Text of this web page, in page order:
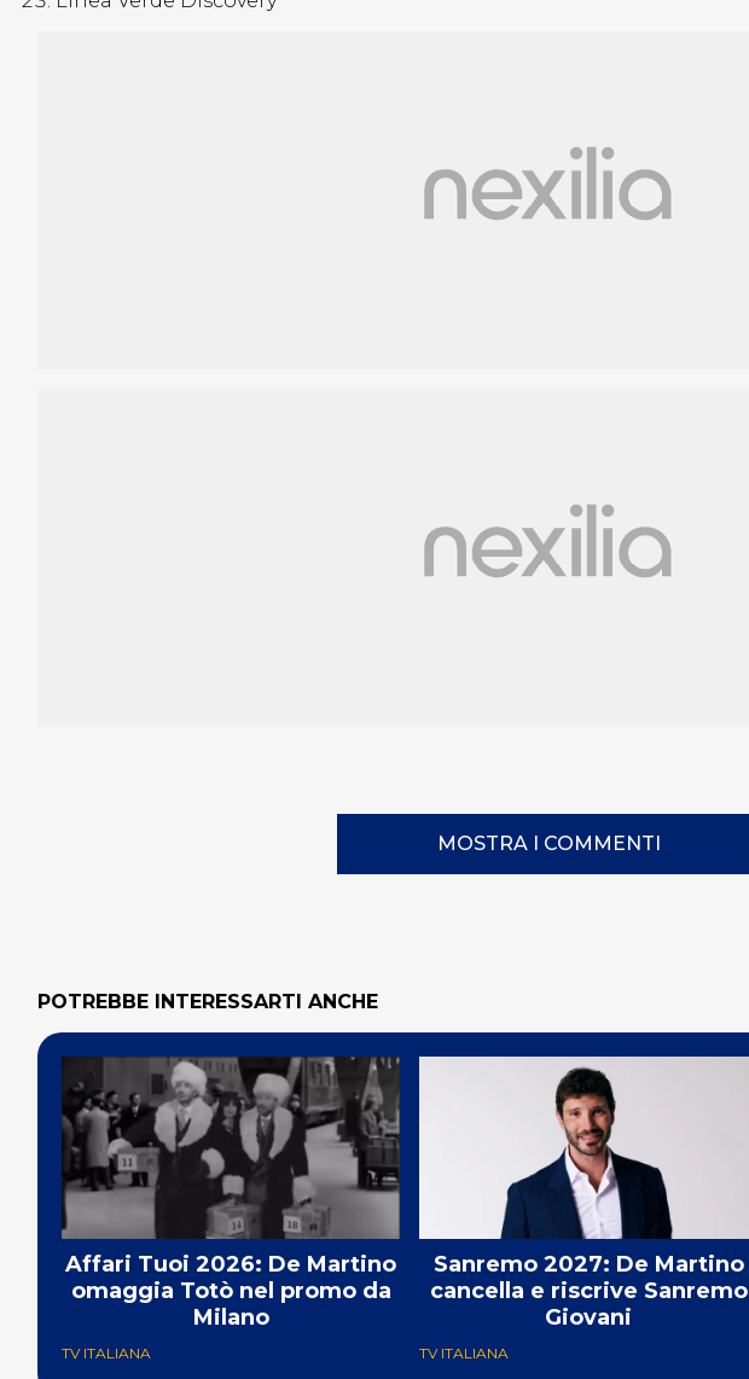
MOSTRA I COMMENTI
POTREBBE INTERESSARTI ANCHE
Affari Tuoi 2026: De Martino
omaggia Totò nel promo da
Milano
TV ITALIANA
Sanremo 2027: De Martino
cancella e riscrive Sanremo
Giovani
TV ITALIANA